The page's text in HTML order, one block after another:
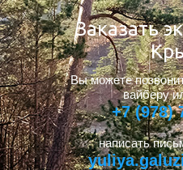
Заказать
Вы можете
вайберу
+7 (978)
написать